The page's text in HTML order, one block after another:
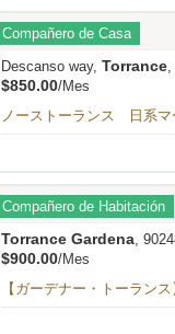
Compañero de Casa
Descanso way, Torrance,
$850.00/Mes
ノーストーランス 日系
Compañero de Habitación
Torrance Gardena,
$900.00/Mes
【ガーデナー・トーラン